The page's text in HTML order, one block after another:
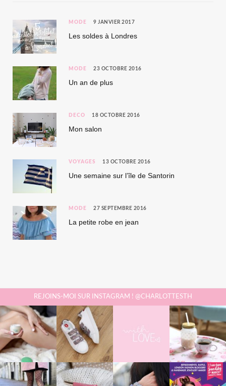
MODE 9 JANVIER 2017
Les soldes à Londres
MODE 23 OCTOBRE 2016
Un an de plus
DÉCO 18 OCTOBRE 2016
Mon salon
VOYAGES 13 OCTOBRE 2016
Une semaine sur l’île de Santorin
MODE 27 SEPTEMBRE 2016
La petite robe en jean
REJOINS-MOI SUR INSTAGRAM ! @CHARLOTTESTH